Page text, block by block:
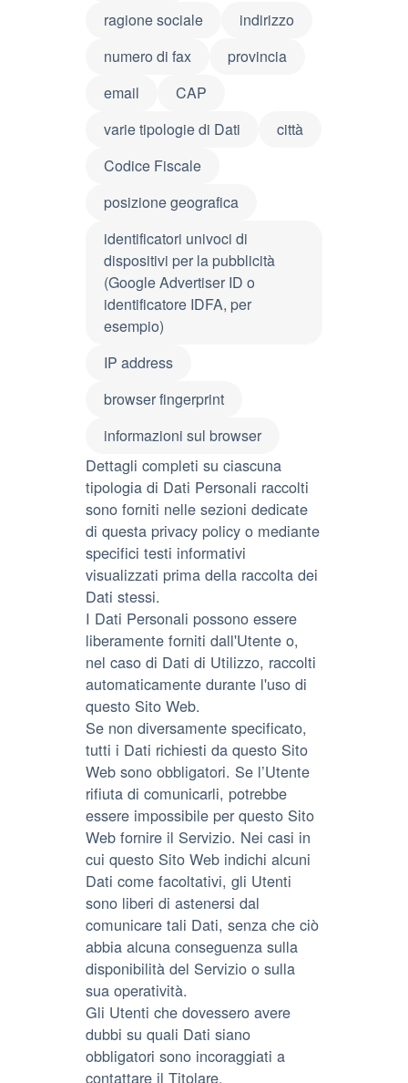
ragione sociale
indirizzo
numero di fax
provincia
email
CAP
varie tipologie di Dati
città
Codice Fiscale
posizione geografica
identificatori univoci di
dispositivi per la pubblicità
(Google Advertiser ID o
identificatore IDFA, per
esempio)
IP address
browser fingerprint
informazioni sul browser
Dettagli completi su ciascuna
tipologia di Dati Personali raccolti
sono forniti nelle sezioni dedicate
di questa privacy policy o mediante
specifici testi informativi
visualizzati prima della raccolta dei
Dati stessi.
I Dati Personali possono essere
liberamente forniti dall'Utente o,
nel caso di Dati di Utilizzo, raccolti
automaticamente durante l'uso di
questo Sito Web.
Se non diversamente specificato,
tutti i Dati richiesti da questo Sito
Web sono obbligatori. Se l’Utente
rifiuta di comunicarli, potrebbe
essere impossibile per questo Sito
Web fornire il Servizio. Nei casi in
cui questo Sito Web indichi alcuni
Dati come facoltativi, gli Utenti
sono liberi di astenersi dal
comunicare tali Dati, senza che ciò
abbia alcuna conseguenza sulla
disponibilità del Servizio o sulla
sua operatività.
Gli Utenti che dovessero avere
dubbi su quali Dati siano
obbligatori sono incoraggiati a
contattare il Titolare.